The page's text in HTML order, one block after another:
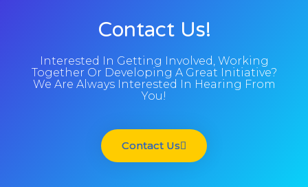
Contact Us!
Interested In Getting Involved, Working
Together Or Developing A Great Initiative?
We Are Always Interested In Hearing From
You!
Contact Us